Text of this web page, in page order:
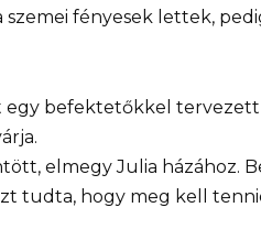
fényesek lettek,
befektetőkkel tervezett
elmegy Julia házához.
tudta, hogy meg kell